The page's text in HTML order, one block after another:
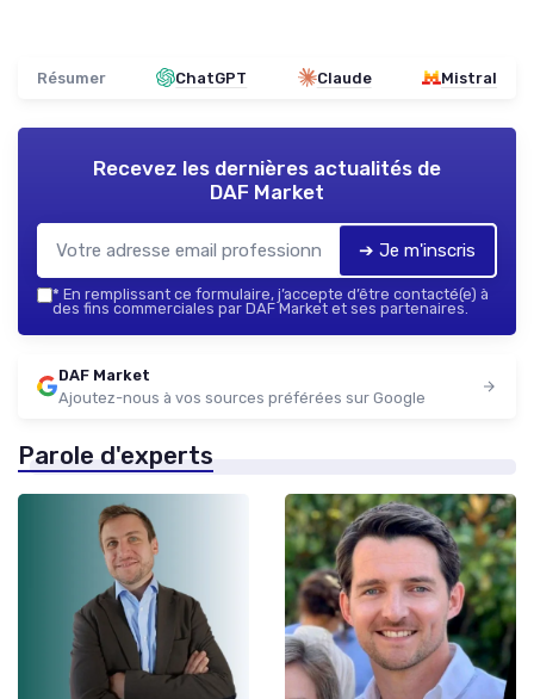
Résumer ChatGPT Claude Mistral
Recevez les dernières actualités de
DAF Market
➔ Je m'inscris
* En remplissant ce formulaire, j’accepte d’être contacté(e) à
des fins commerciales par DAF Market et ses partenaires.
DAF Market
Ajoutez-nous à vos sources préférées sur Google
Parole d'experts